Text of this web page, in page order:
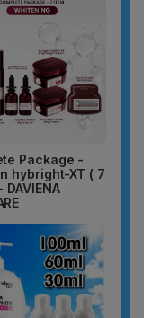
Package -
hybright-XT ( 7
DAVIENA